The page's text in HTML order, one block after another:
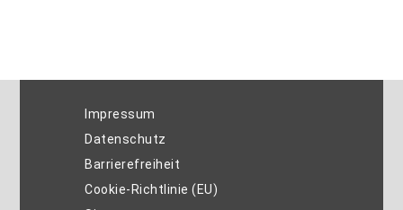
Impressum
Datenschutz
Barrierefreiheit
Cookie-Richtlinie (EU)